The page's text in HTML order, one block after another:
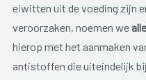
eiwitten uit de voeding zijn
veroorzaken, noemen we
hierop met het aanmaken
antistoffen die uiteindelijk